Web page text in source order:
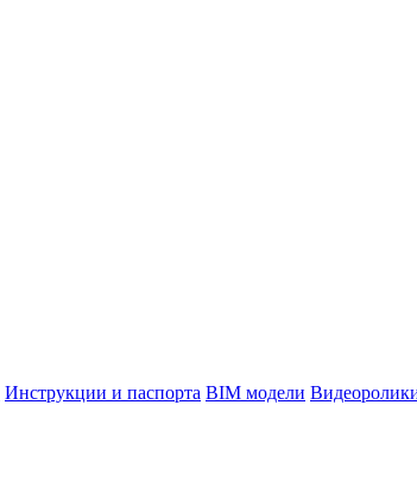
Инструкции и паспорта BIM модели